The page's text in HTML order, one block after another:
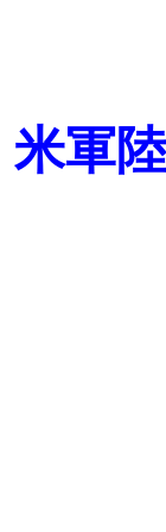
米軍